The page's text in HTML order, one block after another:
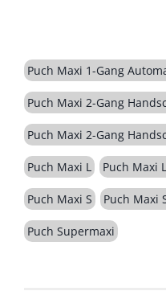
Puch Maxi 1-Gang
Puch Maxi 2-Gang
Puch Maxi 2-Gang
Puch Maxi L Puch Maxi
Puch Maxi S Puch Maxi
Puch Supermaxi